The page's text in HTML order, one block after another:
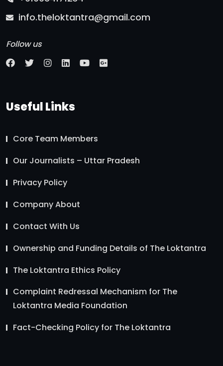
info.theloktantra@gmail.com
Follow us
Useful Links
Core Team Members
Our Journalists – Uttar Pradesh
Privacy Policy
Company About
Contact With Us
Ownership and Funding Details of The Loktantra
The Loktantra Ethics Policy
Complaint Redressal Mechanism for The
Loktantra Media Foundation
Fact-Checking Policy for The Loktantra